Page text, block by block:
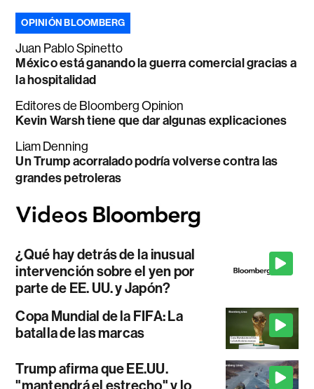
OPINIÓN BLOOMBERG
Juan Pablo Spinetto
México está ganando la guerra comercial gracias a
la hospitalidad
Editores de Bloomberg Opinion
Kevin Warsh tiene que dar algunas explicaciones
Liam Denning
Un Trump acorralado podría volverse contra las
grandes petroleras
¿Qué hay detrás de la inusual
intervención sobre el yen por
parte de EE. UU. y Japón?
Copa Mundial de la FIFA: La
batalla de las marcas
Trump afirma que EE.UU.
"mantendrá el estrecho" y lo